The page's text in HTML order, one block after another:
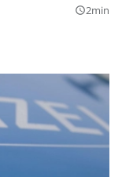
query_builder2min